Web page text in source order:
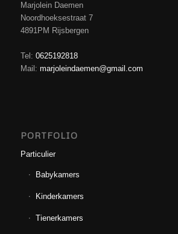
Marjolein Daemen
Noordhoeksestraat 7
4891PM Rijsbergen
Tel: 0625192818
Mail: marjoleindaemen@gmail.com
PORTFOLIO
Particulier
Babykamers
Kinderkamers
Tienerkamers